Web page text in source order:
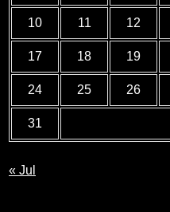
10 11 12
17 18 19
24 25 26
31
« Jul